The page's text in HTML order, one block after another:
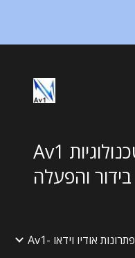
Av1 טכנולוגיות
בידור והפעלה
Av1- פתרונות אודיו וידאו